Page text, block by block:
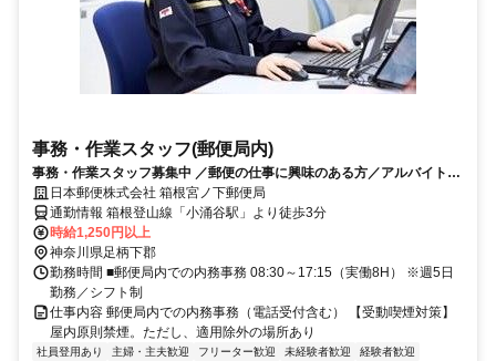
事務・作業スタッフ(郵便局内)
事務・作業スタッフ募集中 ／郵便の仕事に興味のある方／アルバイト未
経験の方／室内のお仕事を探している方…etc
日本郵便株式会社 箱根宮ノ下郵便局
通勤情報 箱根登山線「小涌谷駅」より徒歩3分
時給1,250円以上
神奈川県足柄下郡
勤務時間 ■郵便局内での内務事務 08:30～17:15（実働8H） ※週5日
勤務／シフト制
仕事内容 郵便局内での内務事務（電話受付含む） 【受動喫煙対策】
屋内原則禁煙。ただし、適用除外の場所あり
社員登用あり 主婦・主夫歓迎 フリーター歓迎 未経験者歓迎
経験者歓迎